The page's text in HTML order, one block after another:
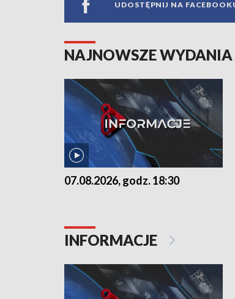
UDOSTĘPNIJ NA
NAJNOWSZE
07.08.2026, godz. 18:30
INFORMACJE